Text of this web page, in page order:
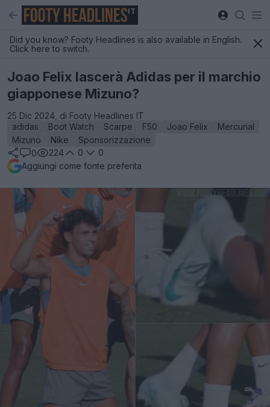
IT
Did you know? Footy Headlines is also available in English.
Click here to switch.
Joao Felix lascerà Adidas per il marchio
giapponese Mizuno?
25 Dic 2024, di Footy Headlines IT
adidas
Boot Watch Scarpe F50 Joao Felix
Mercurial
Mizuno
Nike
Sponsorizzazione
0
224 0
0
Aggiungi come fonte preferita